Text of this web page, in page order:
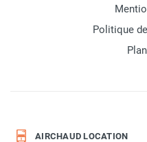
Politique
AIRCHAUD LOCATION